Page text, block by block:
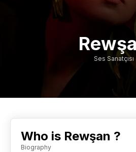
Ses Sanatçısı
Who is Rewşan ?
Biography